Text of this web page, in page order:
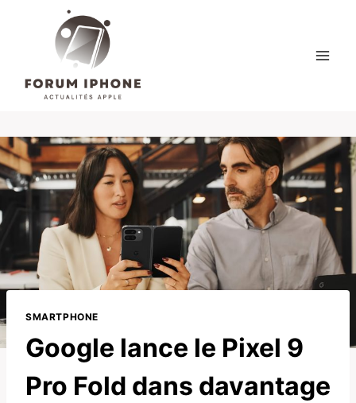
SMARTPHONE
Google lance le Pixel 9
Pro Fold dans davantage